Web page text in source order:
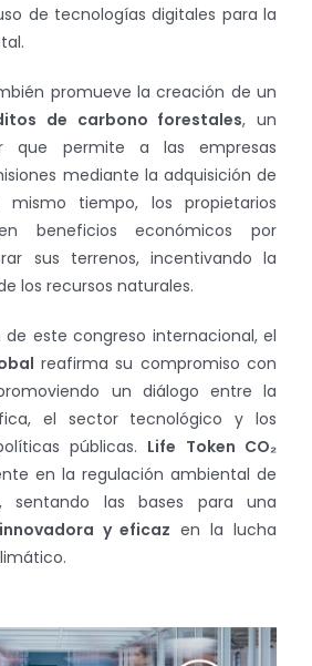
de tecnologías digitales para la
promueve la creación de un
de carbono forestales, un
que permite a las empresas
mediante la adquisición de
mismo tiempo, los propietarios
beneficios económicos por
sus terrenos, incentivando la
los recursos naturales.
este congreso internacional, el
reafirma su compromiso con
un diálogo entre la
el sector tecnológico y los
públicas. Life Token CO₂
en la regulación ambiental de
sentando las bases para una
y eficaz en la lucha